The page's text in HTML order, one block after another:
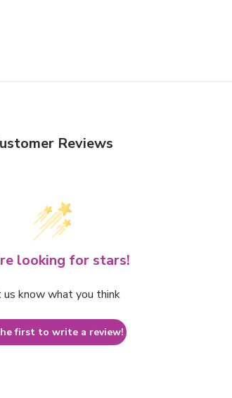
Reviews
looking for stars!
us know what you think
first to write a review!